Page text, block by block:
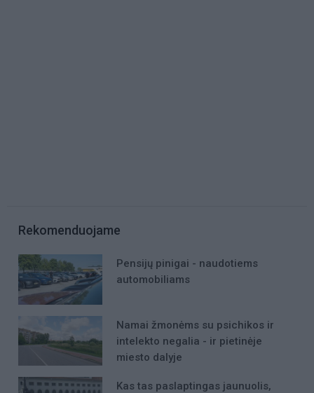
Rekomenduojame
Pensijų pinigai - naudotiems
automobiliams
Namai žmonėms su psichikos ir
intelekto negalia - ir pietinėje
miesto dalyje
Kas tas paslaptingas jaunuolis,